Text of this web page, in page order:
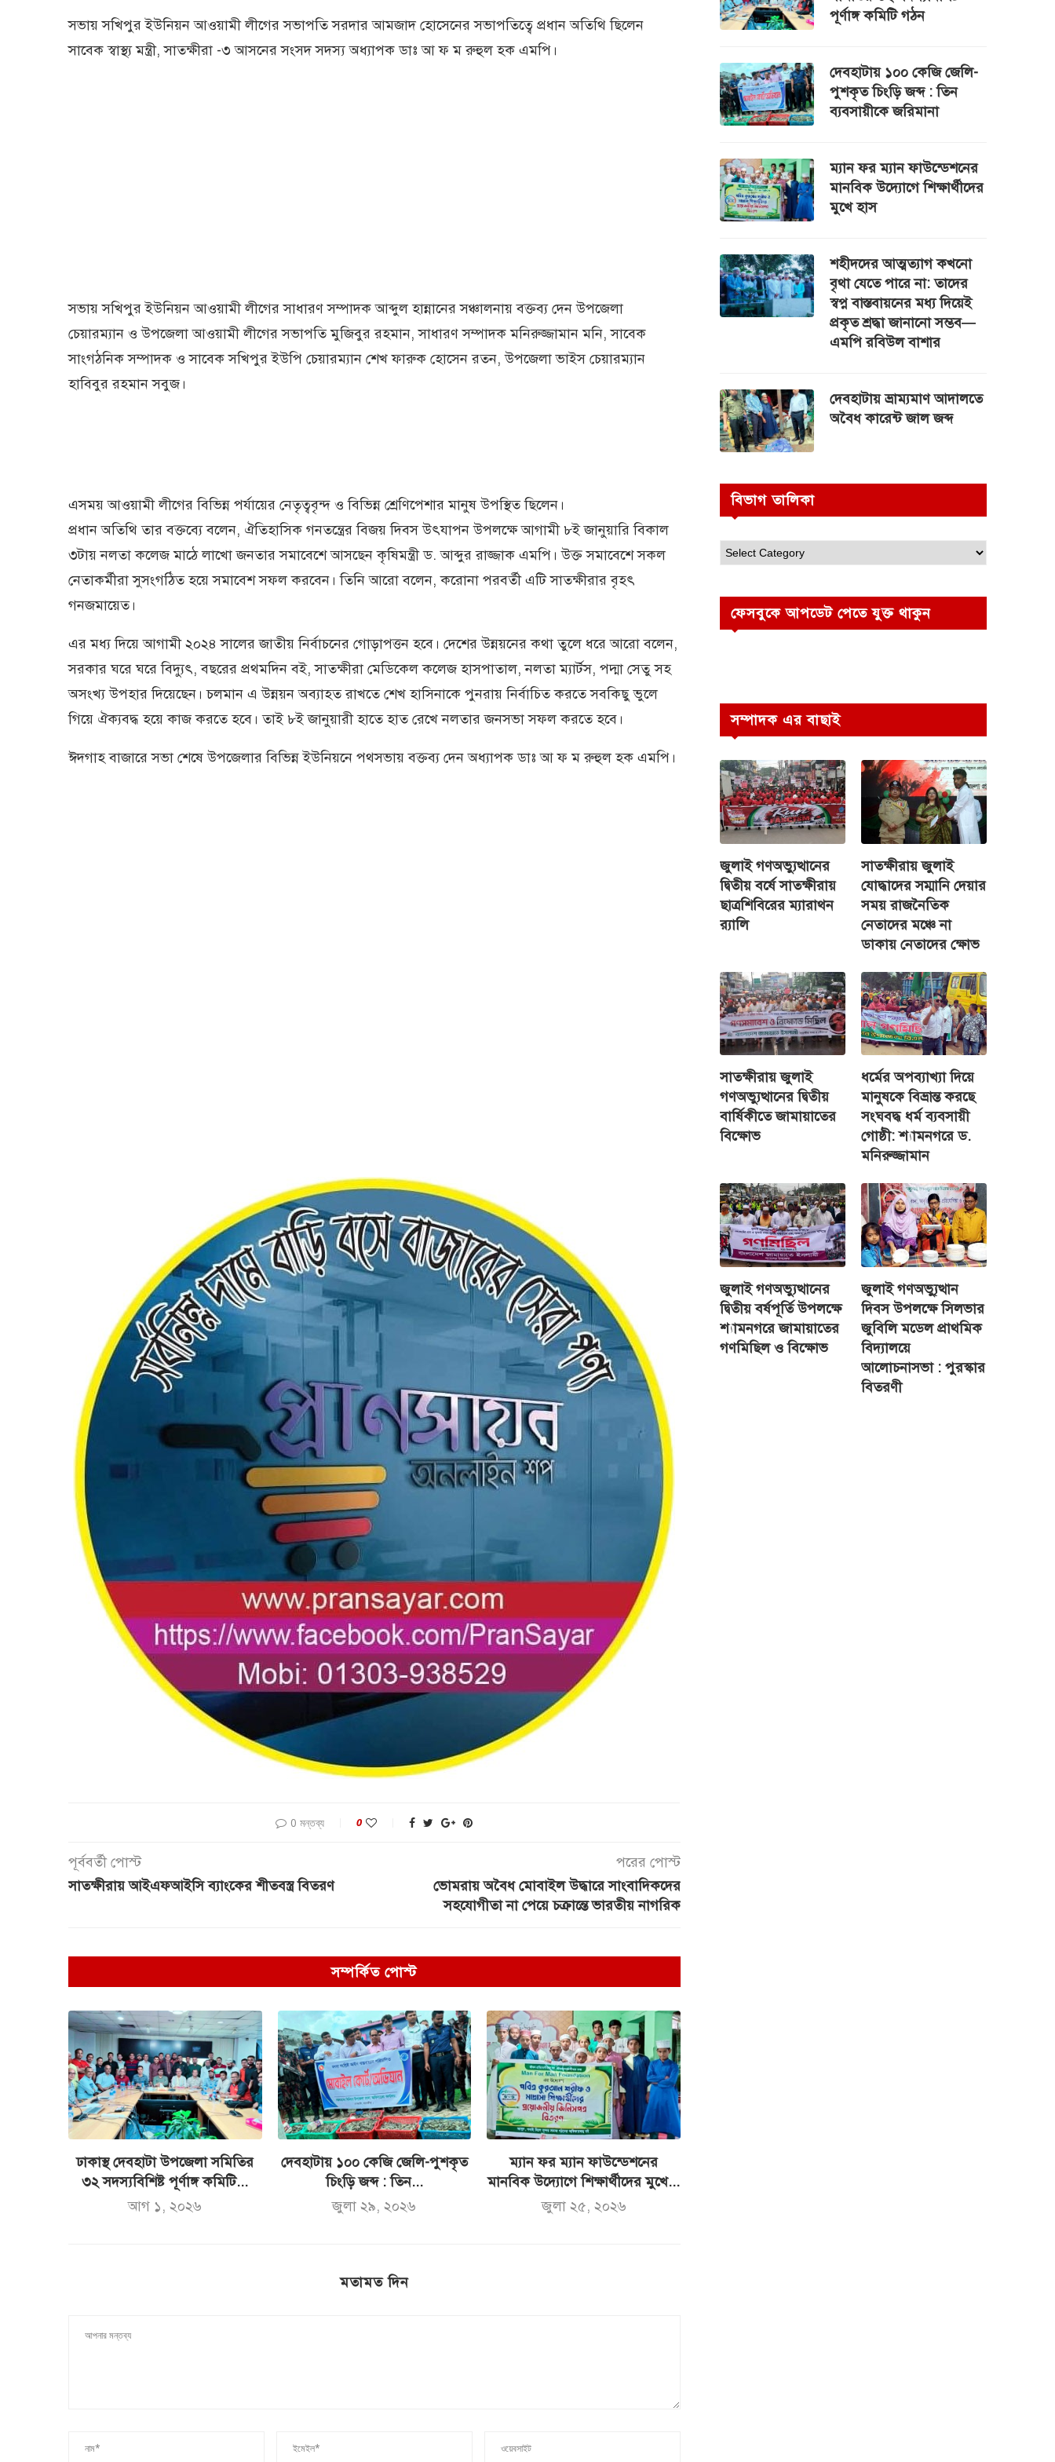
সভায় সখিপুর ইউনিয়ন আওয়ামী লীগের সভাপতি সরদার আমজাদ হোসেনের সভাপতিত্বে প্রধান অতিথি ছিলেন
সাবেক স্বাস্থ্য মন্ত্রী, সাতক্ষীরা -৩ আসনের সংসদ সদস্য অধ্যাপক ডাঃ আ ফ ম রুহুল হক এমপি।
সভায় সখিপুর ইউনিয়ন আওয়ামী লীগের সাধারণ সম্পাদক আব্দুল হান্নানের সঞ্চালনায় বক্তব্য দেন উপজেলা
চেয়ারম্যান ও উপজেলা আওয়ামী লীগের সভাপতি মুজিবুর রহমান, সাধারণ সম্পাদক মনিরুজ্জামান মনি, সাবেক
সাংগঠনিক সম্পাদক ও সাবেক সখিপুর ইউপি চেয়ারম্যান শেখ ফারুক হোসেন রতন, উপজেলা ভাইস চেয়ারম্যান
হাবিবুর রহমান সবুজ।
এসময় আওয়ামী লীগের বিভিন্ন পর্যায়ের নেতৃত্ববৃন্দ ও বিভিন্ন শ্রেণিপেশার মানুষ উপস্থিত ছিলেন।
প্রধান অতিথি তার বক্তব্যে বলেন, ঐতিহাসিক গনতন্ত্রের বিজয় দিবস উৎযাপন উপলক্ষে আগামী ৮ই জানুয়ারি বিকাল
৩টায় নলতা কলেজ মাঠে লাখো জনতার সমাবেশে আসছেন কৃষিমন্ত্রী ড. আব্দুর রাজ্জাক এমপি। উক্ত সমাবেশে সকল
নেতাকর্মীরা সুসংগঠিত হয়ে সমাবেশ সফল করবেন। তিনি আরো বলেন, করোনা পরবর্তী এটি সাতক্ষীরার বৃহৎ
গনজমায়েত।
এর মধ্য দিয়ে আগামী ২০২৪ সালের জাতীয় নির্বাচনের গোড়াপত্তন হবে। দেশের উন্নয়নের কথা তুলে ধরে আরো বলেন,
সরকার ঘরে ঘরে বিদ্যুৎ, বছরের প্রথমদিন বই, সাতক্ষীরা মেডিকেল কলেজ হাসপাতাল, নলতা ম্যার্টস, পদ্মা সেতু সহ
অসংখ্য উপহার দিয়েছেন। চলমান এ উন্নয়ন অব্যাহত রাখতে শেখ হাসিনাকে পুনরায় নির্বাচিত করতে সবকিছু ভুলে
গিয়ে ঐক্যবদ্ধ হয়ে কাজ করতে হবে। তাই ৮ই জানুয়ারী হাতে হাত রেখে নলতার জনসভা সফল করতে হবে।
ঈদগাহ বাজারে সভা শেষে উপজেলার বিভিন্ন ইউনিয়নে পথসভায় বক্তব্য দেন অধ্যাপক ডাঃ আ ফ ম রুহুল হক এমপি।
0 মন্তব্য 0
পূর্ববর্তী পোস্ট
সাতক্ষীরায় আইএফআইসি ব্যাংকের শীতবস্ত্র বিতরণ
পরের পোস্ট
ভোমরায় অবৈধ মোবাইল উদ্ধারে সাংবাদিকদের
সহযোগীতা না পেয়ে চক্রান্তে ভারতীয় নাগরিক
সম্পর্কিত পোস্ট
ঢাকাস্থ দেবহাটা উপজেলা সমিতির
৩২ সদস্যবিশিষ্ট পূর্ণাঙ্গ কমিটি...
আগ ১, ২০২৬
দেবহাটায় ১০০ কেজি জেলি-পুশকৃত
চিংড়ি জব্দ : তিন...
জুলা ২৯, ২০২৬
ম্যান ফর ম্যান ফাউন্ডেশনের
মানবিক উদ্যোগে শিক্ষার্থীদের মুখে...
জুলা ২৫, ২০২৬
মতামত দিন
পূর্ণাঙ্গ কমিটি গঠন
দেবহাটায় ১০০ কেজি জেলি-
পুশকৃত চিংড়ি জব্দ : তিন
ব্যবসায়ীকে জরিমানা
ম্যান ফর ম্যান ফাউন্ডেশনের
মানবিক উদ্যোগে শিক্ষার্থীদের
মুখে হাস
শহীদদের আত্মত্যাগ কখনো
বৃথা যেতে পারে না: তাদের
স্বপ্ন বাস্তবায়নের মধ্য দিয়েই
প্রকৃত শ্রদ্ধা জানানো সম্ভব—
এমপি রবিউল বাশার
দেবহাটায় ভ্রাম্যমাণ আদালতে
অবৈধ কারেন্ট জাল জব্দ
বিভাগ তালিকা
ফেসবুকে আপডেট পেতে যুক্ত থাকুন
সম্পাদক এর বাছাই
জুলাই গণঅভ্যুত্থানের
দ্বিতীয় বর্ষে সাতক্ষীরায়
ছাত্রশিবিরের ম্যারাথন
র‌্যালি
সাতক্ষীরায় জুলাই
যোদ্ধাদের সম্মানি দেয়ার
সময় রাজনৈতিক
নেতাদের মঞ্চে না
ডাকায় নেতাদের ক্ষোভ
সাতক্ষীরায় জুলাই
গণঅভ্যুত্থানের দ্বিতীয়
বার্ষিকীতে জামায়াতের
বিক্ষোভ
ধর্মের অপব্যাখ্যা দিয়ে
মানুষকে বিভ্রান্ত করছে
সংঘবদ্ধ ধর্ম ব্যবসায়ী
গোষ্ঠী: শ্যামনগরে ড.
মনিরুজ্জামান
জুলাই গণঅভ্যুত্থানের
দ্বিতীয় বর্ষপূর্তি উপলক্ষে
শ্যামনগরে জামায়াতের
গণমিছিল ও বিক্ষোভ
জুলাই গণঅভ্যু্ত্থান
দিবস উপলক্ষে সিলভার
জুবিলি মডেল প্রাথমিক
বিদ্যালয়ে
আলোচনাসভা : পুরস্কার
বিতরণী